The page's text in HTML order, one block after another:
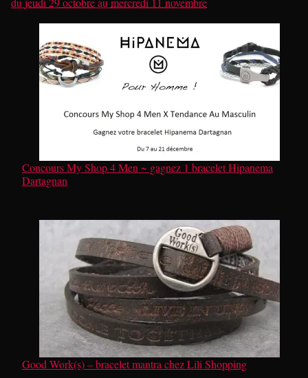
Concours My Shop 4 Men ~ gagnez 1 bracelet Hipanema
Dartagnan
Good Work(s) – bracelet mantra chez Lili Shopping